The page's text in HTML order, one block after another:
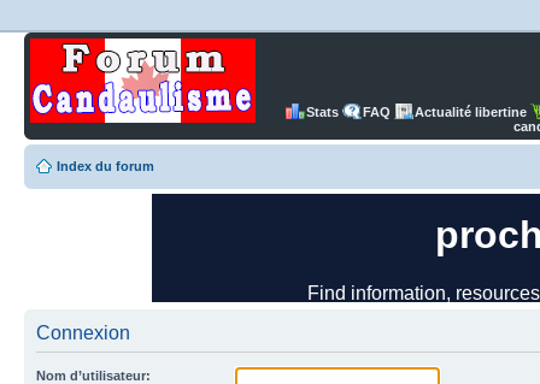
Stats FAQ
Actualité libertine
Index du forum
Connexion
Nom d’utilisateur: